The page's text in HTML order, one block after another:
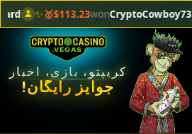
CryptoCowboy73
won
$113.23🥇
✨
کریپتو، بازی، اخبار
جوایز رایگان!